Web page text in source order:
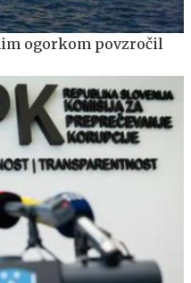
ogorkom povzročil